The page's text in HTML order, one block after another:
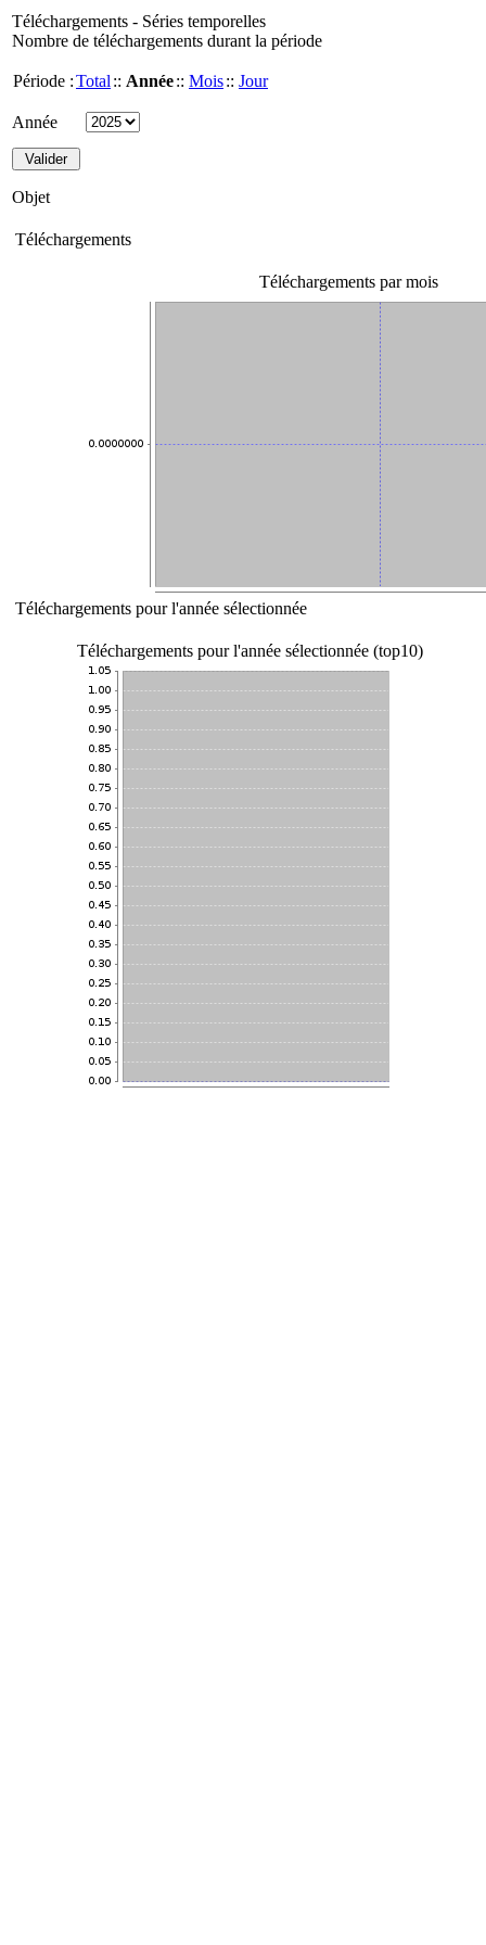
Téléchargements - Séries temporelles
Nombre de téléchargements durant la période
Période :Total :: Année:: Mois:: Jour
Année
Objet
Téléchargements
Téléchargements par mois
Téléchargements pour l'année sélectionnée
Téléchargements pour l'année sélectionnée (top10)